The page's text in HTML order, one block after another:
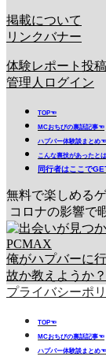
掲載について
リンクバナー
体験レポート投稿
管理人ログイン
TOP☜
MCおちびの裏話記事☜
ハプバー体験談まとめ☜
こんな裏技があったと
同行者はここで
無料で楽しめる
コロナの影響で
俺がハプバーに
故か教えようか？
プライバシーポ
TOP☜
MCおちびの裏話記事☜
ハプバー体験談まとめ☜